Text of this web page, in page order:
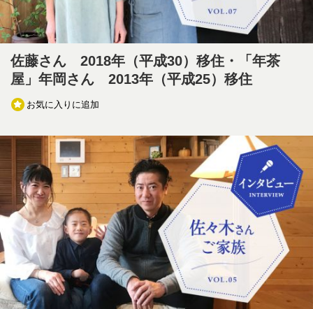
佐藤さん 2018年（平成30）移住・「年茶
屋」年岡さん 2013年（平成25）移住
お気に入りに追加